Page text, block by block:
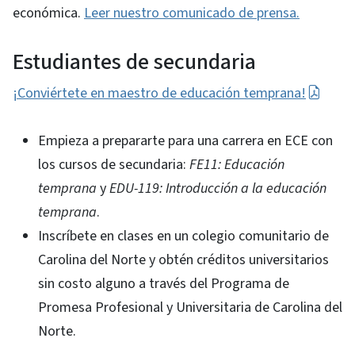
económica. Leer nuestro comunicado de prensa.
Estudiantes de secundaria
¡Conviértete en maestro de educación temprana!
Empieza a prepararte para una carrera en ECE con
los cursos de secundaria: FE11: Educación
temprana yEDU-119: Introducción a la educación
temprana.
Inscríbete en clases en un colegio comunitario de
Carolina del Norte y obtén créditos universitarios
sin costo alguno a través del Programa de
Promesa Profesional y Universitaria de Carolina del
Norte.